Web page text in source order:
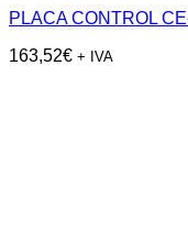
PLACA CONTROL
163,52€ + IVA